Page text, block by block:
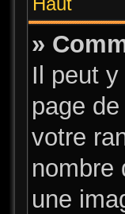
»
Il peut
page
votre
nombre
une